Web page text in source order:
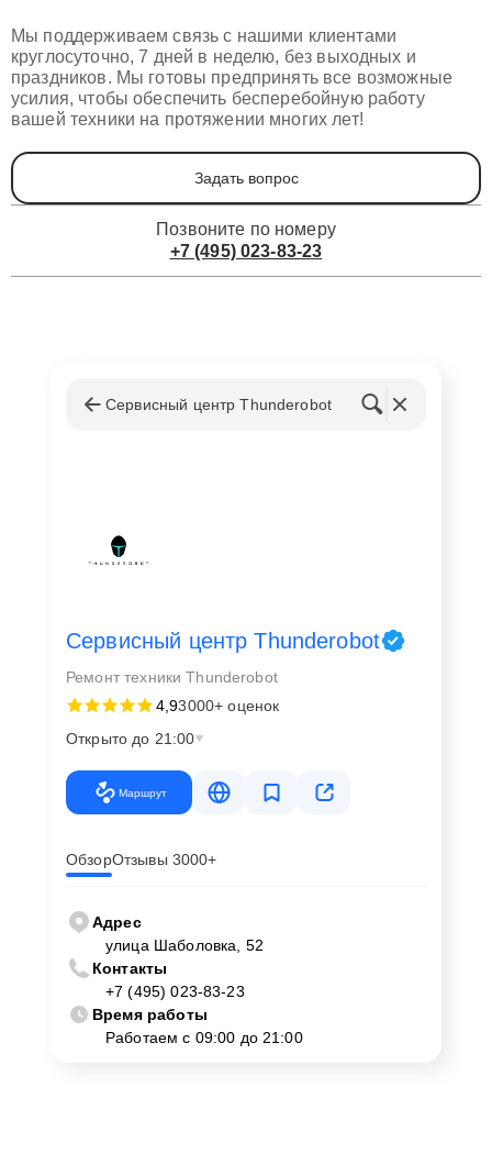
Мы поддерживаем связь с нашими клиентами
круглосуточно, 7 дней в неделю, без выходных и
праздников. Мы готовы предпринять все возможные
усилия, чтобы обеспечить бесперебойную работу
вашей техники на протяжении многих лет!
Задать вопрос
Позвоните по номеру
+7 (495) 023-83-23
Сервисный центр Thunderobot
Сервисный центр Thunderobot
Ремонт техники Thunderobot
4,93000+ оценок
Открыто до 21:00
Маршрут
ОбзорОтзывы 3000+
Адрес
улица Шаболовка, 52
Контакты
+7 (495) 023-83-23
Время работы
Работаем с 09:00 до 21:00